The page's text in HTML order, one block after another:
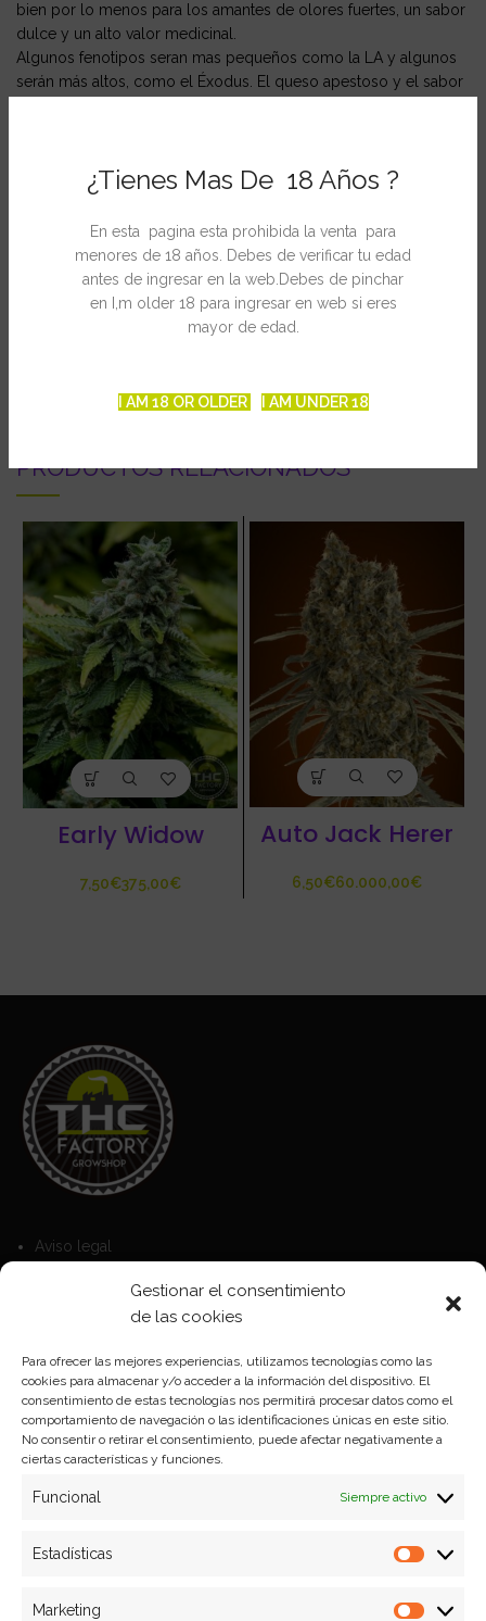
¿Tienes Mas De 18 Años ?
En esta pagina esta prohibida la venta para
menores de 18 años. Debes de verificar tu edad
antes de ingresar en la web.Debes de pinchar
en I,m older 18 para ingresar en web si eres
mayor de edad.
I AM 18 OR OLDER I AM UNDER 18
Gestionar el consentimiento
de las cookies
Para ofrecer las mejores experiencias, utilizamos tecnologías como las
cookies para almacenar y/o acceder a la información del dispositivo. El
consentimiento de estas tecnologías nos permitirá procesar datos como el
comportamiento de navegación o las identificaciones únicas en este sitio.
No consentir o retirar el consentimiento, puede afectar negativamente a
ciertas características y funciones.
Funcional Siempre activo
Estadísticas
Marketing
bien por lo menos para los amantes de olores fuertes, un sabor
dulce y un alto valor medicinal.
Algunos fenotipos seran mas pequeños como la LA y algunos
serán más altos, como el Éxodus. El queso apestoso y el sabor
LA Confidential x Cheese
Tiempo de floración: 8-9 semanas
PRODUCTOS RELACIONADOS
Early Widow
€ €
Auto Jack Herer
€ €
Aviso legal
Política de Cookies
Política de privacidad
Formas de pago
Plazos y condiciones de envio
Politica de devoluciones